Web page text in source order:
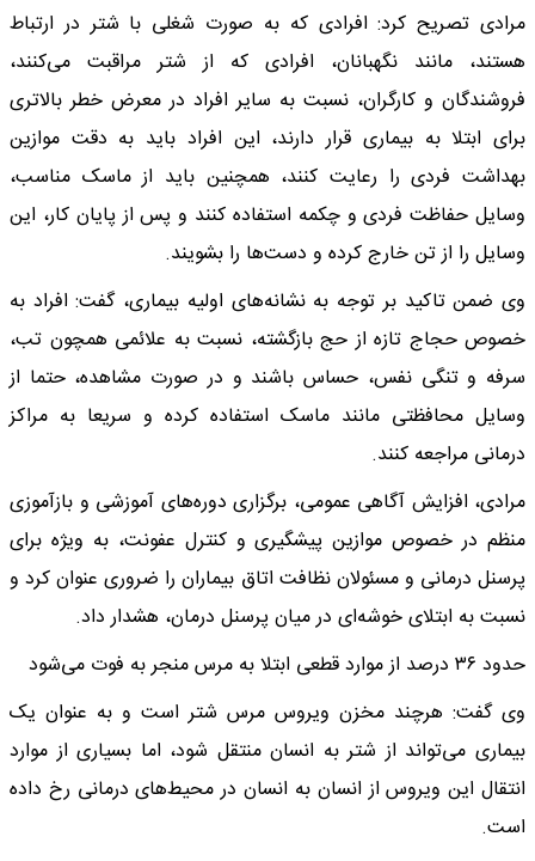
مرادی تصریح کرد: افرادی که به صورت شغلی با شتر در ارتباط
هستند، مانند نگهبانان، افرادی که از شتر مراقبت می‌کنند،
فروشندگان و کارگران، نسبت به سایر افراد در معرض خطر بالاتری
برای ابتلا به بیماری قرار دارند، این افراد باید به دقت موازین
بهداشت فردی را رعایت کنند، همچنین باید از ماسک مناسب،
وسایل حفاظت فردی و چکمه استفاده کنند و پس از پایان کار، این
وسایل را از تن خارج کرده و دست‌ها را بشویند.
وی ضمن تاکید بر توجه به نشانه‌های اولیه بیماری، گفت: افراد به
خصوص حجاج تازه از حج بازگشته، نسبت به علائمی همچون تب،
سرفه و تنگی نفس، حساس باشند و در صورت مشاهده، حتما از
وسایل محافظتی مانند ماسک استفاده کرده و سریعا به مراکز
درمانی مراجعه کنند.
مرادی، افزایش آگاهی عمومی، برگزاری دوره‌های آموزشی و بازآموزی
منظم در خصوص موازین پیشگیری و کنترل عفونت، به ویژه برای
پرسنل درمانی و مسئولان نظافت اتاق بیماران را ضروری عنوان کرد و
نسبت به ابتلای خوشه‌ای در میان پرسنل درمان، هشدار داد.
حدود ۳۶ درصد از موارد قطعی ابتلا به مرس منجر به فوت می‌شود
وی گفت: هرچند مخزن ویروس مرس شتر است و به عنوان یک
بیماری می‌تواند از شتر به انسان منتقل شود، اما بسیاری از موارد
انتقال این ویروس از انسان به انسان در محیط‌های درمانی رخ داده
است.